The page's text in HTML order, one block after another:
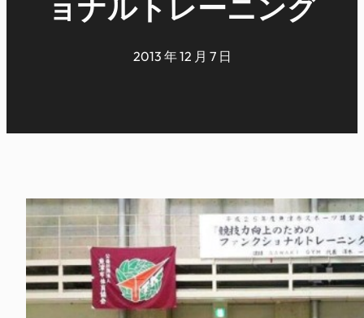
ョナルトレーニング
2013 年 12 月 7 日